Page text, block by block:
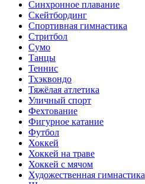
Синхронное плавание
Скейтбординг
Спортивная гимнастика
Стритбол
Сумо
Танцы
Теннис
Тхэквондо
Тяжёлая атлетика
Уличный спорт
Фехтование
Фигурное катание
Футбол
Хоккей
Хоккей на траве
Хоккей с мячом
Художественная гимнастика